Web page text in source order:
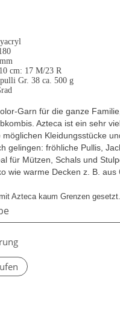
cm: 17 M/23 R
Gr. 38 ca. 500 g
Garn für die ganze
Azteca ist ein sehr
Kleidungsstücke
gelingen: fröhliche Pullis,
für Mützen, Schals und
wie warme Decken z. B. aus
Azteca kaum Grenzen gesetzt.